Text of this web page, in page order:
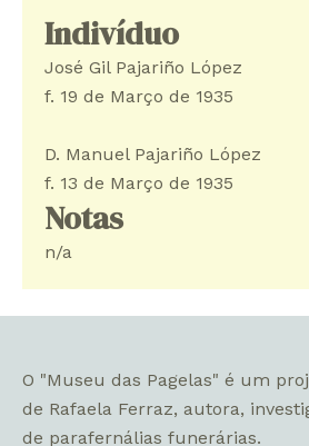
Indivíduo
José Gil Pajariño López
f. 19 de Março de 1935
D. Manuel Pajariño López
f. 13 de Março de 1935
Notas
n/a
O "Museu das Pagelas" é um
de Rafaela Ferraz, autora,
de parafernálias funerárias.